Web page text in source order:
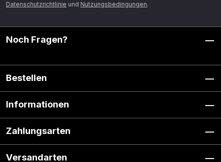
Datenschutzrichtlinie und Nutzungsbedingungen.
Noch Fragen?
Bestellen
Informationen
Zahlungsarten
Versandarten